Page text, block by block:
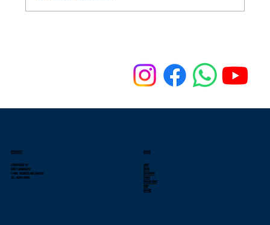
KONTAKT
Stranggasse 42
69207 Sandhausen
E-Mail: wildbees.mail@web.de
Tel.: 06224-52286
MENU
Home
News
Der Verein
Teams
Spielbetrieb
Shop
Galerie